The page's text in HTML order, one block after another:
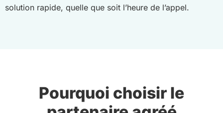
solution rapide, quelle que soit l’heure de l’appel.
Pourquoi choisir le